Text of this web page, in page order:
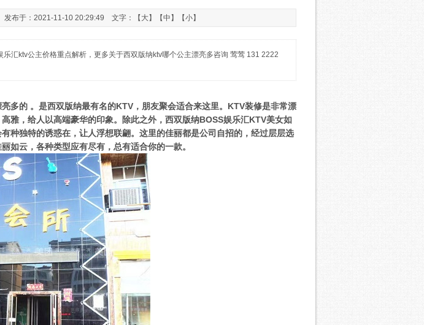
布于：2021-11-10 20:29:49 文字：【 大】【中 】【小】
汇ktv公主价格重点解析，更多关于西双版纳ktv哪个公主漂亮多咨询 莺莺 131 2222
的 。是西双版纳最有名的KTV，朋友聚会适合来这里。KTV装修是非常漂
雅，给人以高端豪华的印象。除此之外，西双版纳BOSS娱乐汇KTV美女如
种独特的诱惑在，让人浮想联翩。这里的佳丽都是公司自招的，经过层层选
如云，各种类型应有尽有，总有适合你的一款。